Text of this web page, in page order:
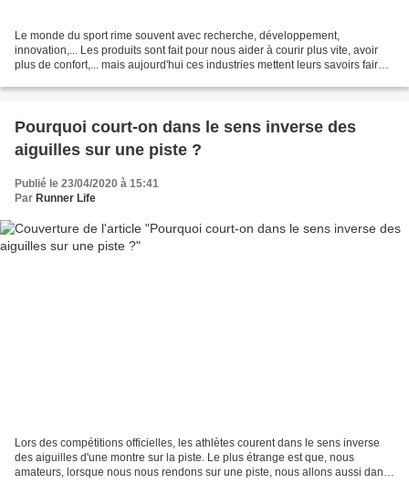
Le monde du sport rime souvent avec recherche, développement,
innovation,... Les produits sont fait pour nous aider à courir plus vite, avoir
plus de confort,... mais aujourd'hui ces industries mettent leurs savoirs faire
Pourquoi court-on dans le sens inverse des
aiguilles sur une piste ?
Publié le 23/04/2020 à 15:41
Par Runner Life
Lors des compétitions officielles, les athlètes courent dans le sens inverse
des aiguilles d'une montre sur la piste. Le plus étrange est que, nous
amateurs, lorsque nous nous rendons sur une piste, nous allons aussi dans